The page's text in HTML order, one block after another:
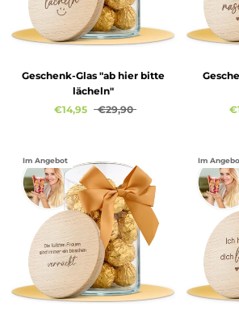
Geschenk-Glas "ab hier bitte
lächeln"
€14,95
€29,90
Im Angebot Im